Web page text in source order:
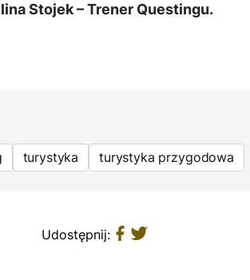
Stojek – Trener Questingu.
turystyka turystyka przygodowa
Udostępnij: